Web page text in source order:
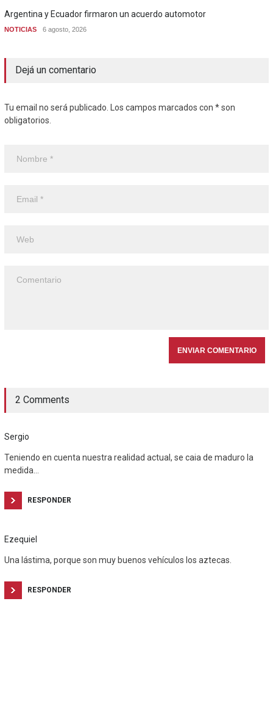
Argentina y Ecuador firmaron un acuerdo automotor
NOTICIAS 6 agosto, 2026
Dejá un comentario
Tu email no será publicado. Los campos marcados con * son
obligatorios.
2 Comments
Sergio
Teniendo en cuenta nuestra realidad actual, se caia de maduro la
medida…
RESPONDER
Ezequiel
Una lástima, porque son muy buenos vehículos los aztecas.
RESPONDER